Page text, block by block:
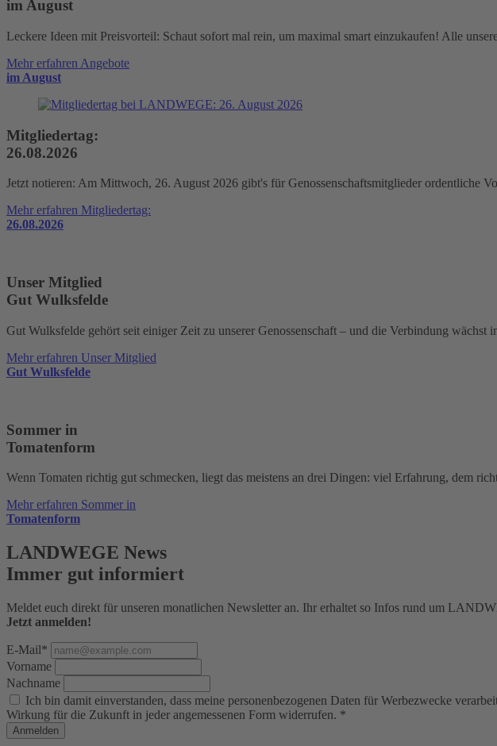
im August
Leckere Ideen mit Preisvorteil: Schaut sofort mal rein, um maximal smart einzukaufen! Alle
Mehr erfahren Angebote
im August
Mitgliedertag:
26.08.2026
Jetzt notieren: Am Mittwoch, 26. August 2026 gibt's für Genossenschaftsmitglieder ordentliche
Mehr erfahren Mitgliedertag:
26.08.2026
Unser Mitglied
Gut Wulksfelde
Gut Wulksfelde gehört seit einiger Zeit zu unserer Genossenschaft – und die Verbindung wächst
Mehr erfahren Unser Mitglied
Gut Wulksfelde
Sommer in
Tomatenform
Wenn Tomaten richtig gut schmecken, liegt das meistens an drei Dingen: viel Erfahrung, dem
Mehr erfahren Sommer in
Tomatenform
LANDWEGE News
Immer gut informiert
Meldet euch direkt für unseren monatlichen Newsletter an. Ihr erhaltet so Infos rund um
Jetzt anmelden!
E-Mail*
Vorname
Nachname
Ich bin damit einverstanden, dass meine personenbezogenen Daten für Werbezwecke
Wirkung für die Zukunft in jeder angemessenen Form widerrufen. *
Anmelden